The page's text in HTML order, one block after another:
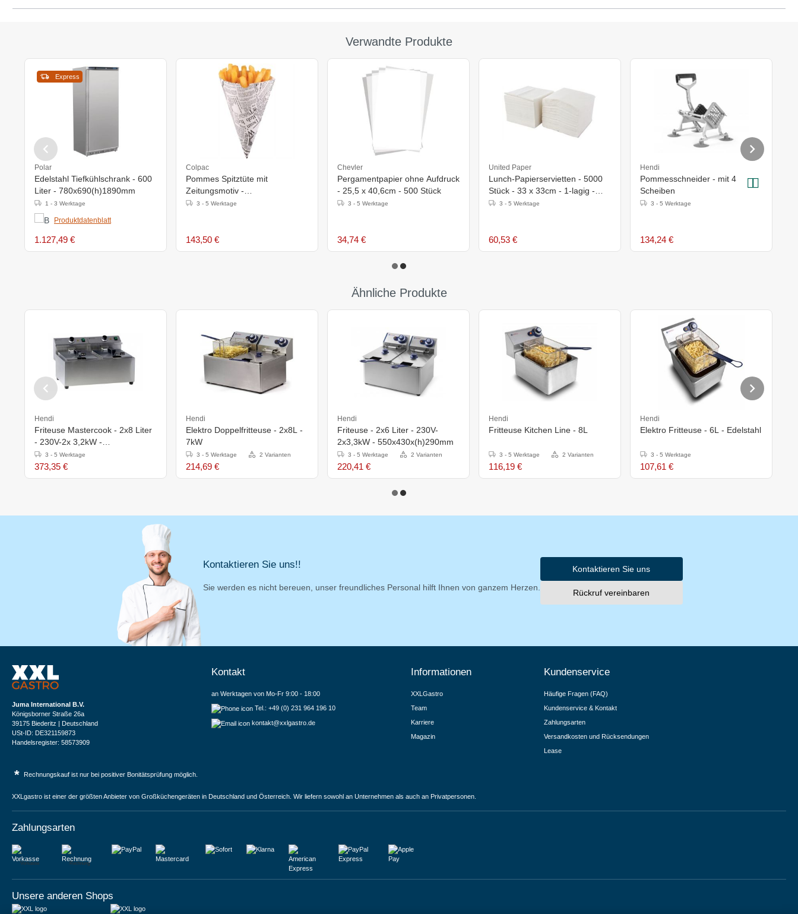
Verwandte Produkte
Express
Polar
Edelstahl Tiefkühlschrank - 600
Liter - 780x690(h)1890mm
1 - 3 Werktage
Produktdatenblatt
1.127,49 €
Colpac
Pommes Spitztüte mit
Zeitungsmotiv -
182x100x(h)183mm - 1000
3 - 5 Werktage
143,50 €
Chevler
Pergamentpapier ohne Aufdruck
- 25,5 x 40,6cm - 500 Stück
3 - 5 Werktage
34,74 €
United Paper
Lunch-Papierservietten - 5000
Stück - 33 x 33cm - 1-lagig -
Weiß3 - 5 Werktage
60,53 €
Hendi
Pommesschneider - mit 4
Scheiben
3 - 5 Werktage
134,24 €
Ähnliche Produkte
Hendi
Friteuse Mastercook - 2x8 Liter
- 230V-2x 3,2kW -
550x420x(h)315mm
3 - 5 Werktage
373,35 €
Hendi
Elektro Doppelfritteuse - 2x8L -
7kW
3 - 5 Werktage 2 Varianten
214,69 €
Hendi
Friteuse - 2x6 Liter - 230V-
2x3,3kW - 550x430x(h)290mm
3 - 5 Werktage 2 Varianten
220,41 €
Hendi
Fritteuse Kitchen Line - 8L
3 - 5 Werktage 2 Varianten
116,19 €
Hendi
Elektro Fritteuse - 6L - Edelstahl
3 - 5 Werktage
107,61 €
Kontaktieren Sie uns!!
Sie werden es nicht bereuen, unser freundliches Personal hilft Ihnen von ganzem Herzen.
Kontaktieren Sie uns
Rückruf vereinbaren
Juma International B.V.
Königsborner Straße 26a
39175 Biederitz | Deutschland
USt-ID: DE321159873
Handelsregister: 58573909
Kontakt
an Werktagen von Mo-Fr 9:00 - 18:00
Tel.: +49 (0) 231 964 196 10
kontakt@xxlgastro.de
Informationen
XXLGastro
Team
Karriere
Magazin
Kundenservice
Häufige Fragen (FAQ)
Kundenservice & Kontakt
Zahlungsarten
Versandkosten und Rücksendungen
Lease
* Rechnungskauf ist nur bei positiver Bonitätsprüfung möglich.
XXLgastro ist einer der größten Anbieter von Großküchengeräten in Deutschland und Österreich. Wir liefern sowohl an Unternehmen als auch an Privatpersonen.
Zahlungsarten
Vorkasse Rechnung
Unsere anderen Shops